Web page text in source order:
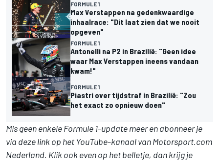
FORMULE 1
Max Verstappen na gedenkwaardige
inhaalrace: "Dit laat zien dat we nooit
opgeven"
FORMULE 1
Antonelli na P2 in Brazilië: "Geen idee
waar Max Verstappen ineens vandaan
kwam!"
FORMULE 1
Piastri over tijdstraf in Brazilië: "Zou
het exact zo opnieuw doen"
Mis geen enkele Formule 1-update meer en abonneer je
via deze link op het YouTube-kanaal van Motorsport.com
Nederland. Klik ook even op het belletje, dan krijg je